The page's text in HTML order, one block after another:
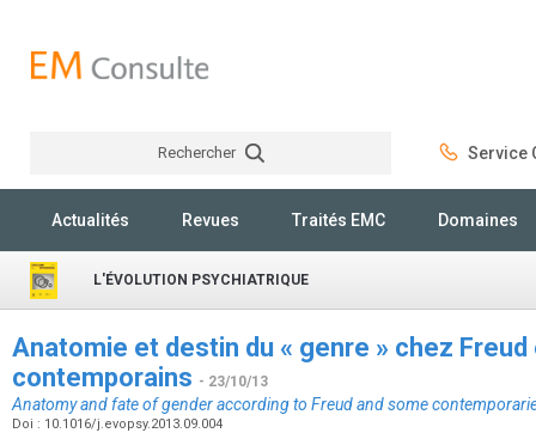
Rechercher Service
Actualités Revues Traités EMC Domaines
L'ÉVOLUTION PSYCHIATRIQUE
Anatomie et destin du « genre » chez
contemporains - 23/10/13
Anatomy and fate of gender according to Freud and some
Doi : 10.1016/j.evopsy.2013.09.004